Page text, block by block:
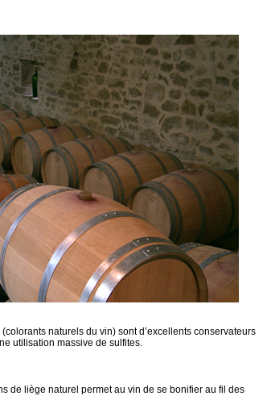
naturels du vin) sont d’excellents conservateurs
utilisation massive de sulfites.
de liège naturel permet au vin de se bonifier au fil des